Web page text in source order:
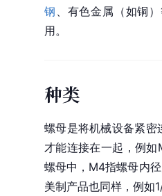
钢
有色金属 （如铜
用。
种类
螺母是将机械设备紧
才能连接在一起，例如
螺母中，M4指螺母内
美制产品也同样，例